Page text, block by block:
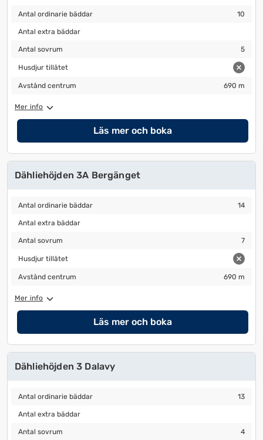
Antal ordinarie bäddar
Antal ordinarie bäddar 10
Antal extra bäddar
Antal extra bäddar
Antal sovrum
Antal sovrum 5
Husdjur tillåtet
Husdjur tillåtet
Avstånd centrum
Avstånd centrum 690 m
Mer info
Läs mer och boka
Dähliehöjden 3A Bergänget
Antal ordinarie bäddar
Antal ordinarie bäddar 14
Antal extra bäddar
Antal extra bäddar
Antal sovrum
Antal sovrum 7
Husdjur tillåtet
Husdjur tillåtet
Avstånd centrum
Avstånd centrum 690 m
Mer info
Läs mer och boka
Dähliehöjden 3 Dalavy
Antal ordinarie bäddar
Antal ordinarie bäddar 13
Antal extra bäddar
Antal extra bäddar
Antal sovrum
Antal sovrum 4